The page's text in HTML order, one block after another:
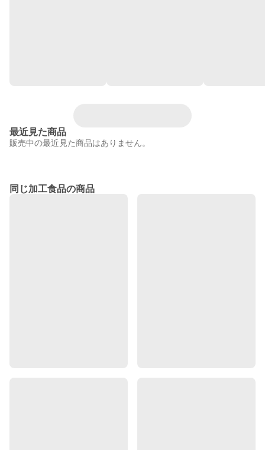
最近見た商品
販売中の最近見た商品はありません。
同じ加工食品の商品